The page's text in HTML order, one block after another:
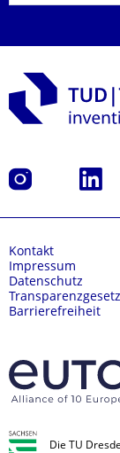
Instagram
Kontakt
Impressum
Datenschutz
Transparenzgesetz
Barrierefreiheit
Die TU